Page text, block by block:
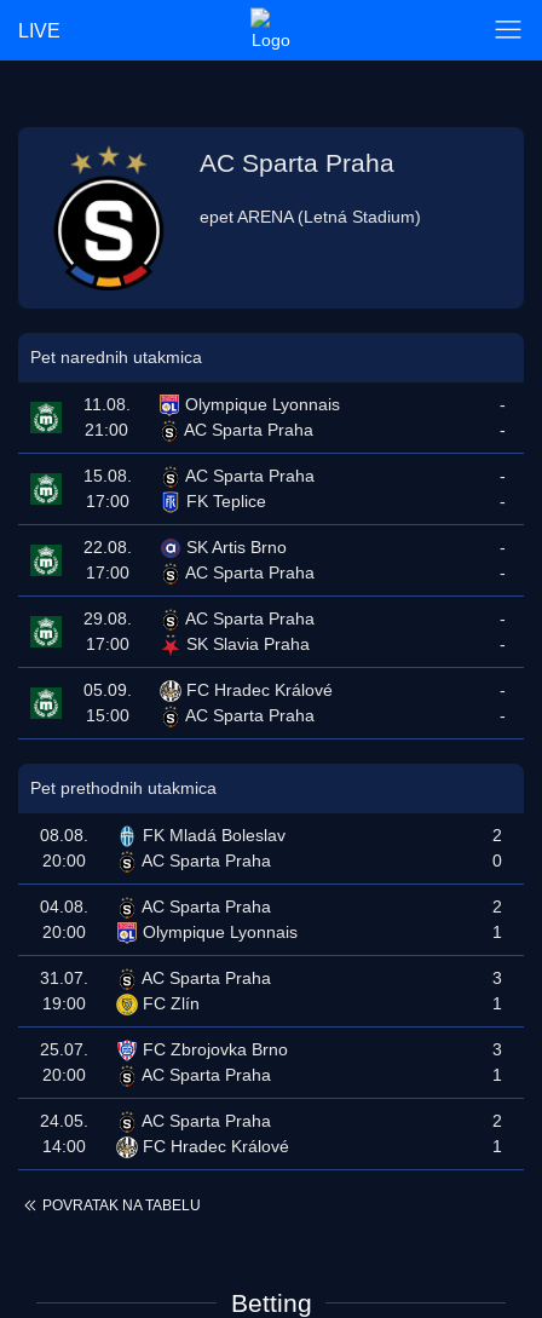
LIVE
AC Sparta Praha
epet ARENA (Letná Stadium)
Pet narednih utakmica
11.08.
21:00
Olympique Lyonnais
AC Sparta Praha
-
-
15.08.
17:00
AC Sparta Praha
FK Teplice
-
-
22.08.
17:00
SK Artis Brno
AC Sparta Praha
-
-
29.08.
17:00
AC Sparta Praha
SK Slavia Praha
-
-
05.09.
15:00
FC Hradec Králové
AC Sparta Praha
-
-
Pet prethodnih utakmica
08.08.
20:00
FK Mladá Boleslav
AC Sparta Praha
2
0
04.08.
20:00
AC Sparta Praha
Olympique Lyonnais
2
1
31.07.
19:00
AC Sparta Praha
FC Zlín
3
1
25.07.
20:00
FC Zbrojovka Brno
AC Sparta Praha
3
1
24.05.
14:00
AC Sparta Praha
FC Hradec Králové
2
1
POVRATAK NA TABELU
Betting